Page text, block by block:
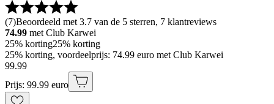
(7)Beoordeeld met 3.7 van de 5 sterren, 7 klantreviews
74.99 met Club Karwei
25% korting25% korting
25% korting, voordeelprijs: 74.99 euro met Club Karwei
99.99
Prijs: 99.99 euro